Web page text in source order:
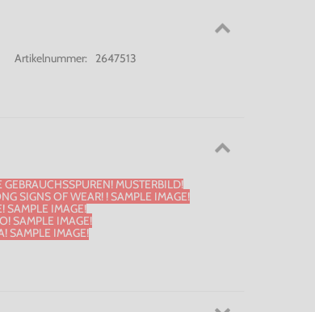
Artikelnummer: 2647513
MUSTERBILD!
SIGNS OF WEAR! ! SAMPLE IMAGE!
SAMPLE IMAGE!
SAMPLE IMAGE!
SAMPLE IMAGE!